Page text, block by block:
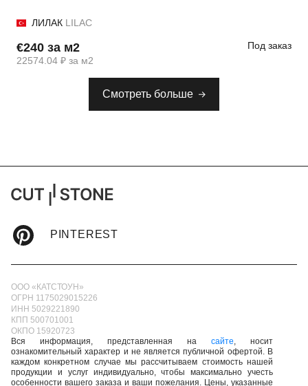
ЛИЛАК LILAC
€240 за м2
22574.04 ₽ за м2
Под заказ
Смотреть больше
PINTEREST
ООО «КАТСТОУН»
ОГРН 1175029015226
ИНН 5029221890
КПП 500701001
ОКПО 15920723
Вся информация, представленная на сайте , носит
ознакомительный характер и не является публичной офертой. В
каждом конкретном случае мы рассчитываем стоимость нашей
продукции и услуг индивидуально, чтобы максимально учесть
особенности вашего заказа и ваши пожелания. Цены, указанные